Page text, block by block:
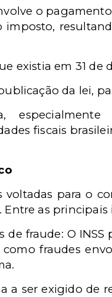
o
existia em 31 de
da lei,
fiscais
para o
as principais
fraude: O
fraudes
a ser exigido de